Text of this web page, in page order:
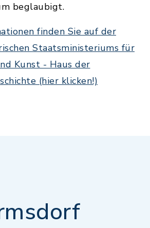
beglaubigt.
finden Sie auf der
Staatsministeriums für
Kunst - Haus der
(hier klicken!)